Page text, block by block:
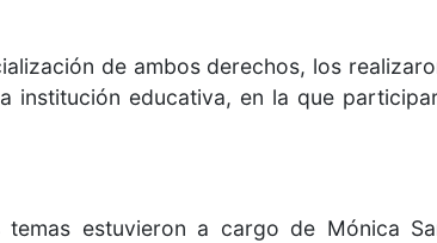
de ambos derechos, los
institución educativa, en la que
estuvieron a cargo de Mónica